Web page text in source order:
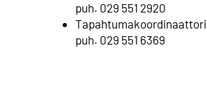
puh. 029 551 2920
puh. 029 551 6369